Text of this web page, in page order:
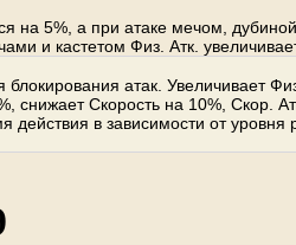
на 5%, а при атаке мечом,
и кастетом Физ. Атк.
блокирования атак. Увеличивает
снижает Скорость на 10%, Скор.
действия в зависимости от уровня